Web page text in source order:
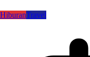
HiburanTravel